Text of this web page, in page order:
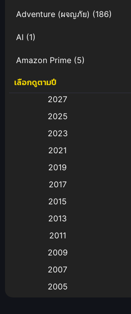
Adventure (ผจญภัย) (186)
AI (1)
Amazon Prime (5)
Anal (ประตูหลัง)
Animation การ์ตูน
Animation อนิเมะ
Animation แอนิเมชัน
(9)
Big tits (นมใหญ่)
Bitch (ผู้หญิงร่าน)
เลือกดูตามปี
2027
2025
2023
2021
2019
2017
2015
2013
2011
2009
2007
2005